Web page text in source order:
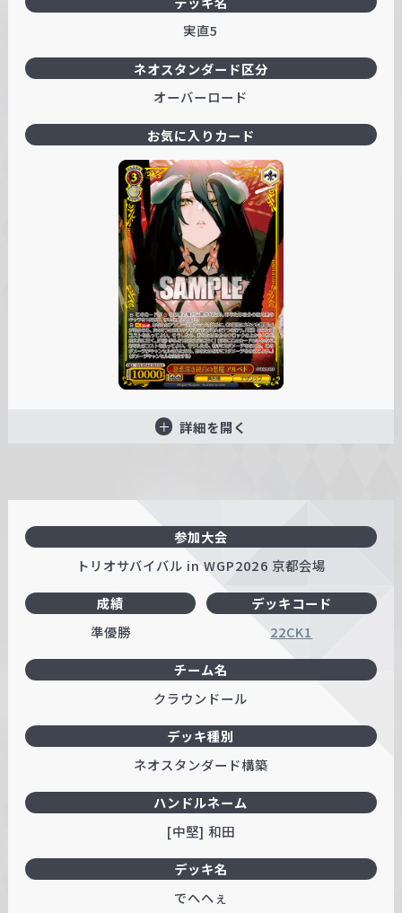
実直5
ネオスタンダード区分
オーバーロード
お気に入りカード
詳細を開く
参加大会
トリオサバイバル in WGP2026 京都会場
成績
準優勝
ハンドルネーム
[中堅] 和田
デッキコード
22CK1
チーム名
クラウンドール
デッキ名
でへへぇ
デッキ種別
ネオスタンダード構築